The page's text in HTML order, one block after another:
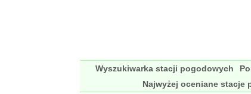
Wyszukiwarka stacji pogodowych
Najwyżej oceniane stacje